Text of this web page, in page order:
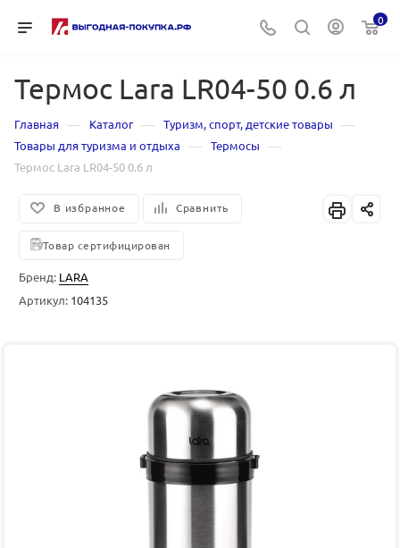
0
Термос Lara LR04-50 0.6 л
Главная — Каталог — Туризм, спорт, детские товары —
Товары для туризма и отдыха — Термосы —
Термос Lara LR04-50 0.6 л
В избранное Сравнить
Товар сертифицирован
Бренд: LARA
Артикул: 104135